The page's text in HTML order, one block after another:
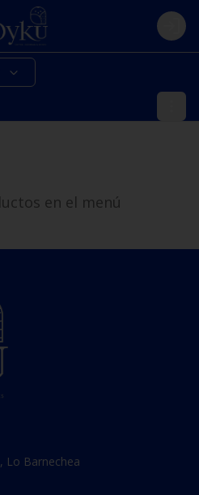
Login
en el menú
Lo Barnechea